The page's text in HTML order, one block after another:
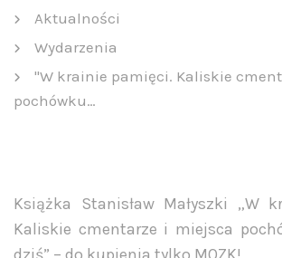
Aktualności
Wydarzenia
"W krainie pamięci. Kaliskie
pochówku…
Książka Stanisław Małyszki „W
Kaliskie cmentarze i miejsca